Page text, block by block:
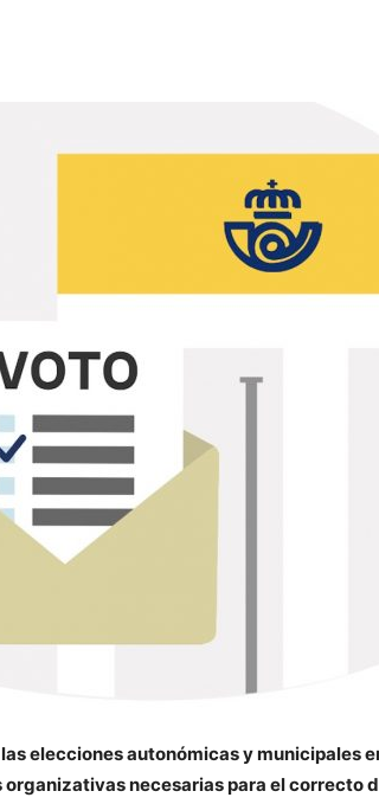
elecciones autonómicas y municipales
necesarias para el correcto